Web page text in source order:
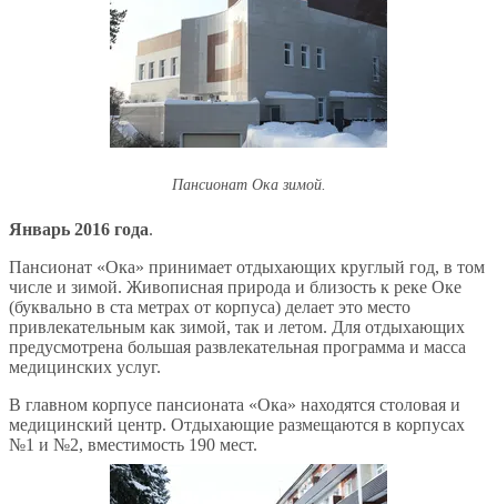
Пансионат Ока зимой.
Январь 2016 года.
Пансионат «Ока» принимает отдыхающих круглый год, в том
числе и зимой. Живописная природа и близость к реке Оке
(буквально в ста метрах от корпуса) делает это место
привлекательным как зимой, так и летом. Для отдыхающих
предусмотрена большая развлекательная программа и масса
медицинских услуг.
В главном корпусе пансионата «Ока» находятся столовая и
медицинский центр. Отдыхающие размещаются в корпусах
№1 и №2, вместимость 190 мест.